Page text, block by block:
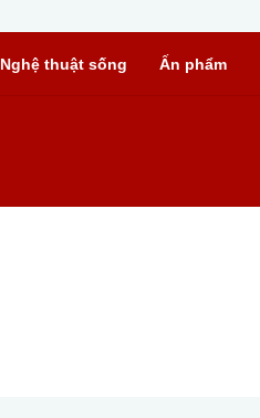
Nghệ thuật sống Ấn phẩm